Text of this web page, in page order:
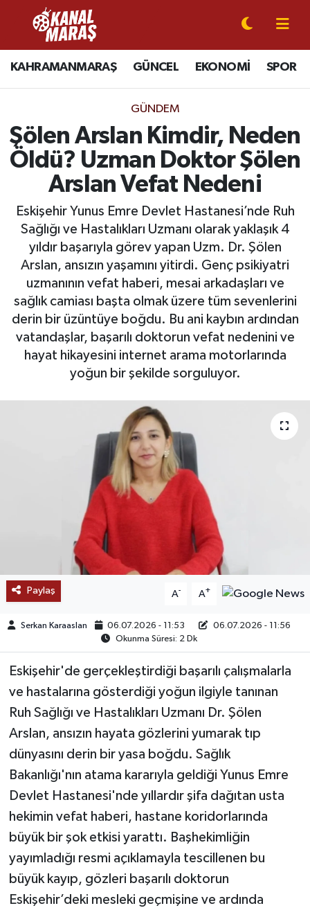
KAHRAMANMARAŞ GÜNCEL EKONOMİ SPOR
GÜNDEM
Şölen Arslan Kimdir, Neden
Öldü? Uzman Doktor Şölen
Arslan Vefat Nedeni
Eskişehir Yunus Emre Devlet Hastanesi’nde Ruh
Sağlığı ve Hastalıkları Uzmanı olarak yaklaşık 4
yıldır başarıyla görev yapan Uzm. Dr. Şölen
Arslan, ansızın yaşamını yitirdi. Genç psikiyatri
uzmanının vefat haberi, mesai arkadaşları ve
sağlık camiası başta olmak üzere tüm sevenlerini
derin bir üzüntüye boğdu. Bu ani kaybın ardından
vatandaşlar, başarılı doktorun vefat nedenini ve
hayat hikayesini internet arama motorlarında
yoğun bir şekilde sorguluyor.
Paylaş A- A+
Serkan Karaaslan 06.07.2026 - 11:53
06.07.2026 - 11:56
Okunma Süresi: 2 Dk
Eskişehir'de gerçekleştirdiği başarılı çalışmalarla
ve hastalarına gösterdiği yoğun ilgiyle tanınan
Ruh Sağlığı ve Hastalıkları Uzmanı Dr. Şölen
Arslan, ansızın hayata gözlerini yumarak tıp
dünyasını derin bir yasa boğdu. Sağlık
Bakanlığı'nın atama kararıyla geldiği Yunus Emre
Devlet Hastanesi'nde yıllardır şifa dağıtan usta
hekimin vefat haberi, hastane koridorlarında
büyük bir şok etkisi yarattı. Başhekimliğin
yayımladığı resmi açıklamayla tescillenen bu
büyük kayıp, gözleri başarılı doktorun
Eskişehir’deki mesleki geçmişine ve ardında
CANLI YAYIN
KAHRAMANMARAŞ
SPOR
SİYASET
EKONOMİ
GÜNDEM
MAGAZİN
SAĞLIK
EĞİTİM
TREND
MEDYA
OTOMOTİV
TEKNOLOJİ
YAŞAM
KÜLTÜR SANAT
Kahramanmaraş Nöbetçi Eczaneler
Kahramanmaraş Hava Durumu
Kahramanmaraş Namaz Vakitleri
Kahramanmaraş Trafik Yoğunluk Haritası
Süper Lig Puan Durumu ve Fikstür
Tüm Manşetler
Son Dakika Haberleri
Haber Arşivi